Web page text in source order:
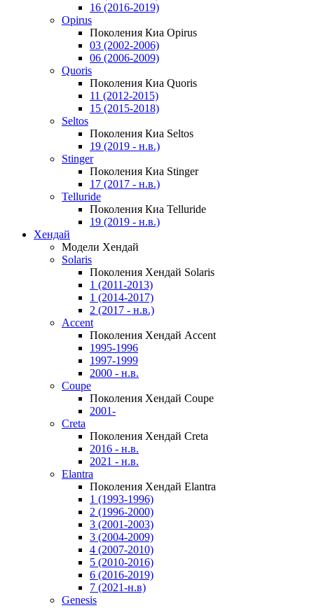
16 (2016-2019)
Opirus
Поколения Киа Opirus
03 (2002-2006)
06 (2006-2009)
Quoris
Поколения Киа Quoris
11 (2012-2015)
15 (2015-2018)
Seltos
Поколения Киа Seltos
19 (2019 - н.в.)
Stinger
Поколения Киа Stinger
17 (2017 - н.в.)
Telluride
Поколения Киа Telluride
19 (2019 - н.в.)
Хендай
Модели Хендай
Solaris
Поколения Хендай Solaris
1 (2011-2013)
1 (2014-2017)
2 (2017 - н.в.)
Accent
Поколения Хендай Accent
1995-1996
1997-1999
2000 - н.в.
Coupe
Поколения Хендай Coupe
2001-
Creta
Поколения Хендай Creta
2016 - н.в.
2021 - н.в.
Elantra
Поколения Хендай Elantra
1 (1993-1996)
2 (1996-2000)
3 (2001-2003)
3 (2004-2009)
4 (2007-2010)
5 (2010-2016)
6 (2016-2019)
7 (2021-н.в)
Genesis